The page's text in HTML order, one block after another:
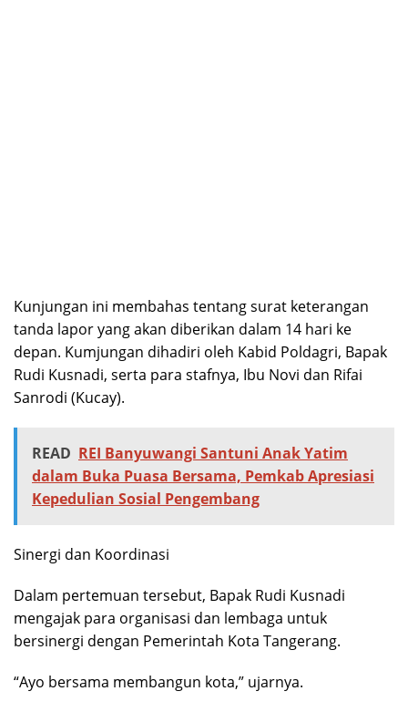
Kunjungan ini membahas tentang surat keterangan
tanda lapor yang akan diberikan dalam 14 hari ke
depan. Kumjungan dihadiri oleh Kabid Poldagri, Bapak
Rudi Kusnadi, serta para stafnya, Ibu Novi dan Rifai
Sanrodi (Kucay).
READ REI Banyuwangi Santuni Anak Yatim
dalam Buka Puasa Bersama, Pemkab Apresiasi
Kepedulian Sosial Pengembang
Sinergi dan Koordinasi
Dalam pertemuan tersebut, Bapak Rudi Kusnadi
mengajak para organisasi dan lembaga untuk
bersinergi dengan Pemerintah Kota Tangerang.
“Ayo bersama membangun kota,” ujarnya.